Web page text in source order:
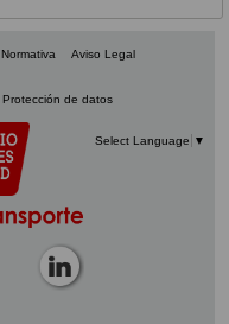
Normativa Aviso Legal
Protección de datos
Select Language ▼